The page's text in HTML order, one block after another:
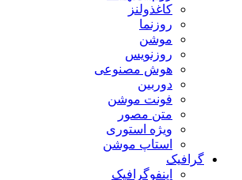
کاغذولنز
روزنما
موشن
روزنویس
هوش مصنوعی
دوربین
فونت موشن
متن مصور
ویژه استوری
استاپ موشن
گرافیک
اینفوگرافیک